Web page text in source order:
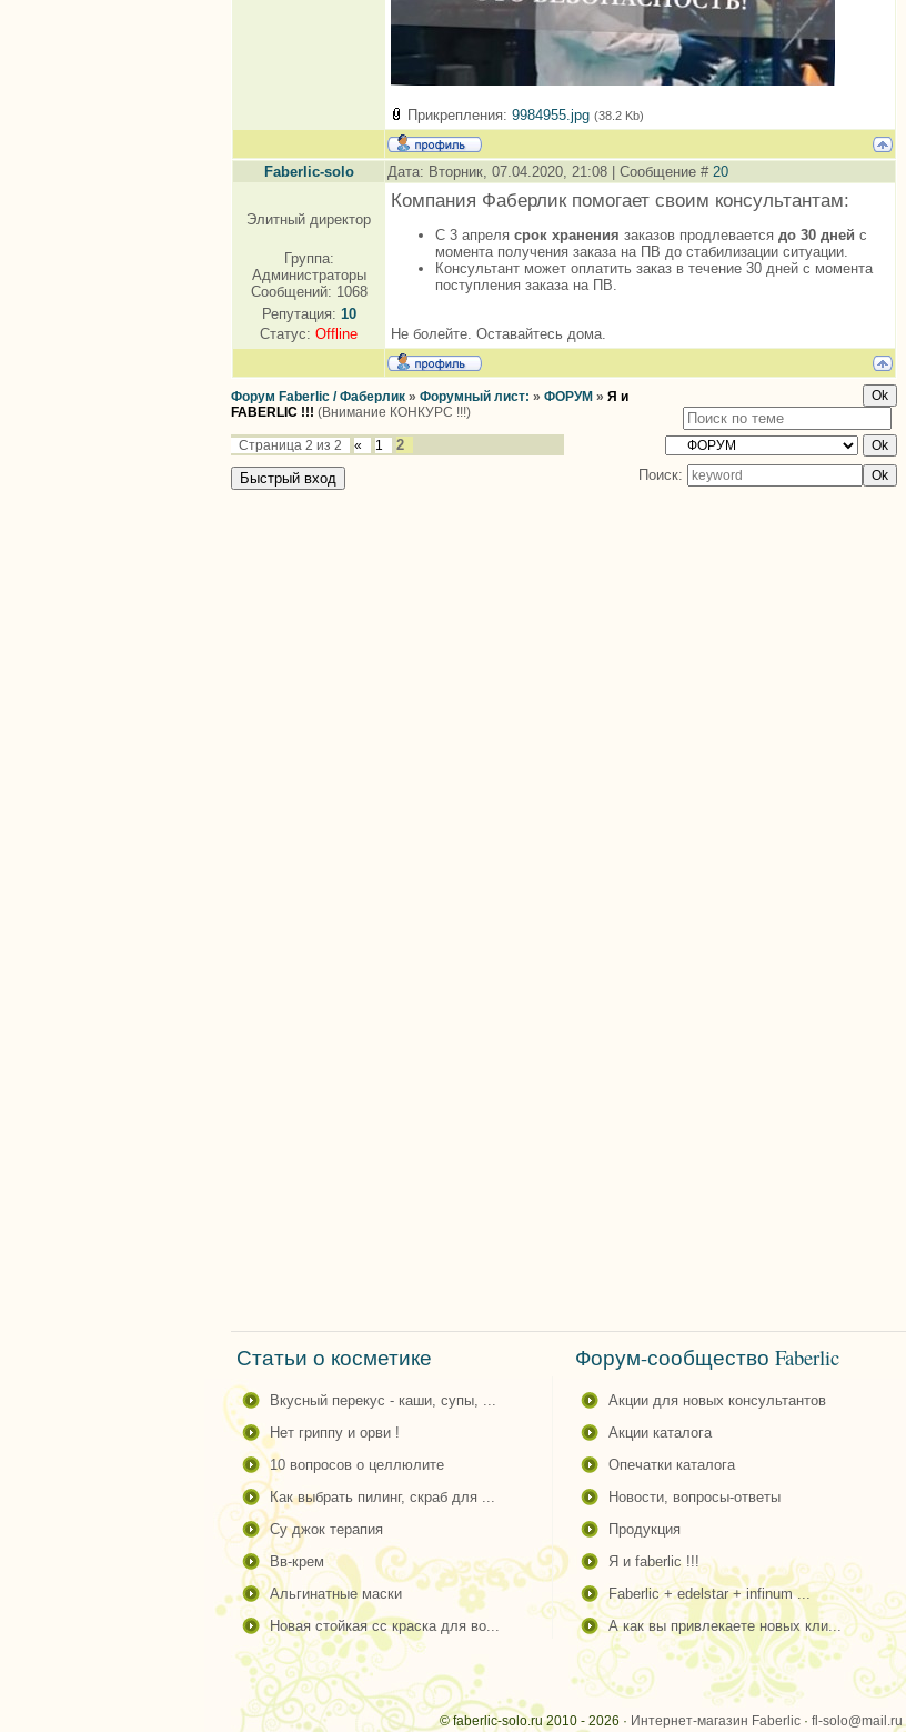
Прикрепления: 9984955.jpg (38.2 Kb)
Faberlic-solo Дата: Вторник, 07.04.2020, 21:08 | Сообщение # 20
Элитный директор
Группа:
Администраторы
Сообщений: 1068
Репутация: 10
Статус: Offline
Компания Фаберлик помогает своим консультантам:
С 3 апреля срок хранения заказов продлевается до 30 дней с
момента получения заказа на ПВ до стабилизации ситуации.
Консультант может оплатить заказ в течение 30 дней с момента
поступления заказа на ПВ.
Не болейте. Оставайтесь дома.
Форум Faberlic / Фаберлик » Форумный лист: » ФОРУМ » Я и
FABERLIC !!! (Внимание КОНКУРС !!!)
Страница 2 из 2 « 1
2
Поиск:
Статьи о косметике
вкусный перекус - каши, супы, ...
нет гриппу и орви !
10 вопросов о целлюлите
как выбрать пилинг, скраб для ...
су джок терапия
вв-крем
альгинатные маски
новая стойкая сс краска для во...
Форум-сообщество Faberlic
акции для новых консультантов
акции каталога
опечатки каталога
новости, вопросы-ответы
продукция
я и faberlic !!!
faberlic + edelstar + infinum ...
а как вы привлекаете новых кли...
© faberlic-solo.ru 2010 - 2026 · Интернет-магазин Faberlic· fl-solo@mail.ru